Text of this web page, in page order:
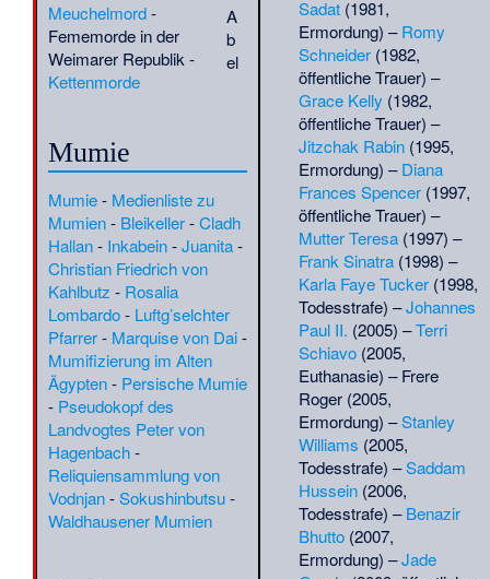
Scheich Bedreddin(TR
Seldsienean(BIO)·Seán
Goulding(POL)·
Shankaracharya
Shantanand(RT)·Shiotsuki
Kunst)·Siegfried
Matthies(P)·Soziales
Sterben
(Soz)·
Spätneolithische
Bestattungen in
Schweden(VuF ·Suzanne de
( CHR)·Theodor
Winter (Maler)(QS-20.1.)·
Titanites giganteus(BIO )·
Torcuato de Alvear(POL
·
Tresness Cairn(VuF)·
Tumulus von Lexden
VuF)·
Velna laiva(VuF )·
Vishnudevananda(RT
·
Vogelsterben(BIO )·
Völkermord an den irakischen
Turkmenen(G)·Walter
Auffenberg(BIO)·Walther
BIO)·Widerstand von
Zeytun 1915(G)·Will
A
b
el
Meuchelmord-
Fememorde in der
Weimarer Republik-
Kettenmorde
Mumie
Mumie- Medienliste zu
Mumien- Bleikeller-Cladh
Hallan- Inkabein-Juanita-
Christian Friedrich von
Kahlbutz - Rosalia
Lombardo- Luftg’selchter
Pfarrer- Marquise von Dai-
Mumifizierung im Alten
Ägypten- Persische Mumie
- Pseudokopf des
Landvogtes Peter von
Hagenbach-
Reliquiensammlung von
Vodnjan-Sokushinbutsu-
Waldhausener Mumien
Sadat(1981,
Ermordung) –Romy
Schneider(1982,
öffentliche Trauer) –
Grace Kelly (1982,
öffentliche Trauer) –
Jitzchak Rabin(1995,
Ermordung) –Diana
Frances Spencer(1997,
öffentliche Trauer) –
Mutter Teresa(1997) –
Frank Sinatra(1998) –
Karla Faye Tucker(1998,
Todesstrafe) –Johannes
Paul II. (2005) –Terri
Schiavo(2005,
Euthanasie) –Frere
Roger(2005,
Ermordung) –Stanley
Williams (2005,
Todesstrafe) –Saddam
Hussein(2006,
Todesstrafe) –Benazir
Bhutto(2007,
Ermordung) –Jade